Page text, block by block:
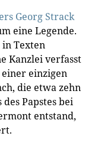
Georg Strack
eine Legende.
in Texten
Kanzlei verfasst
einzigen
die etwa zehn
Papstes bei
entstand,